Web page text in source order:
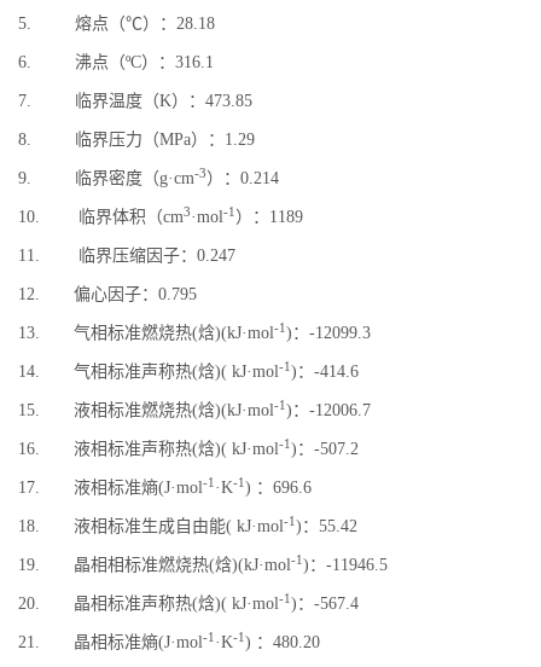
5. 熔点（℃）：28.18
6. 沸点（ºC）：316.1
7. 临界温度（K）：473.85
8. 临界压力（MPa）：1.29
9. 临界密度（g·cm-3）：0.214
10. 临界体积（cm3·mol-1 ）：1189
11. 临界压缩因子：0.247
12. 偏心因子：0.795
13. 气相标准燃烧热(焓)(kJ·mol-1 )：-12099.3
14. 气相标准声称热(焓)( kJ·mol-1 )：-414.6
15. 液相标准燃烧热(焓)(kJ·mol-1 )：-12006.7
16. 液相标准声称热(焓)( kJ·mol-1 )：-507.2
17. 液相标准熵(J·mol-1 ·K-1 ) ：696.6
18. 液相标准生成自由能( kJ·mol-1 )：55.42
19. 晶相相标准燃烧热(焓)(kJ·mol-1 )：-11946.5
20. 晶相标准声称热(焓)( kJ·mol-1 )：-567.4
21. 晶相标准熵(J·mol-1 ·K-1 ) ：480.20